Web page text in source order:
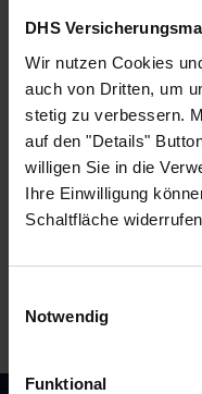
DHS
Wir nutzen Cookies
auch von Dritten, um
stetig zu verbessern.
auf den "Details"
willigen Sie in die
Ihre Einwilligung
Schaltfläche
Notwendig
Funktional
unsere
Ihre
unschätzbarem
sicherstellen,
bestmögliche
Klicken Sie
um zur Umfrage
Wir danken Ihnen